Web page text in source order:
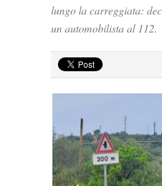
lungo la carreggiata:
un automobilista al 112.